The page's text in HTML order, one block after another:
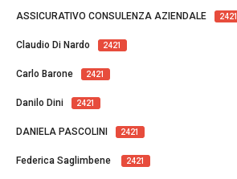
ASSICURATIVO CONSULENZA AZIENDALE 2421
Claudio Di Nardo 2421
Carlo Barone 2421
Danilo Dini 2421
DANIELA PASCOLINI 2421
Federica Saglimbene 2421